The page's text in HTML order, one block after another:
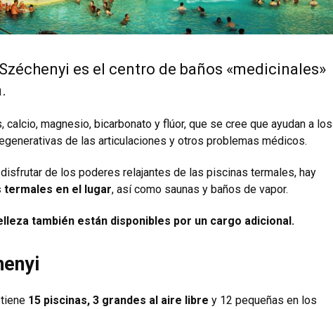
es el centro de baños «medicinales»
magnesio, bicarbonato y flúor, que se cree que ayudan a los
de las articulaciones y otros problemas médicos.
de los poderes relajantes de las piscinas termales, hay
termales en el lugar, así como saunas y baños de vapor.
también están disponibles por un cargo adicional.
tiene 15 piscinas, 3 grandes al aire libre y 12 pequeñas en los